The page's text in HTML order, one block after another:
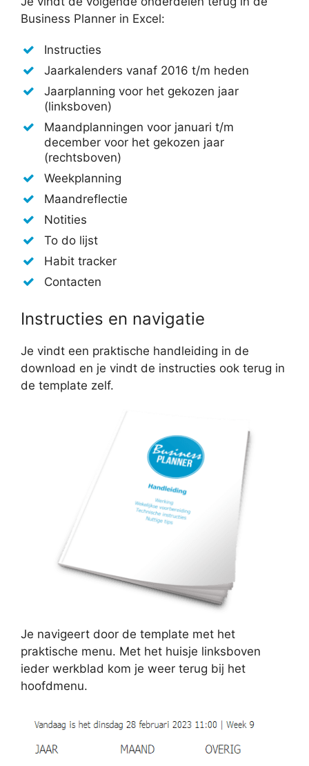
Business Planner in Excel:
Instructies
Jaarkalenders vanaf 2016 t/m heden
Jaarplanning voor het gekozen jaar
(linksboven)
Maandplanningen voor januari t/m
december voor het gekozen jaar
(rechtsboven)
Weekplanning
Maandreflectie
Notities
To do lijst
Habit tracker
Contacten
Instructies en navigatie
Je vindt een praktische handleiding in de
download en je vindt de instructies ook terug in
de template zelf.
Je navigeert door de template met het
praktische menu. Met het huisje linksboven
ieder werkblad kom je weer terug bij het
hoofdmenu.